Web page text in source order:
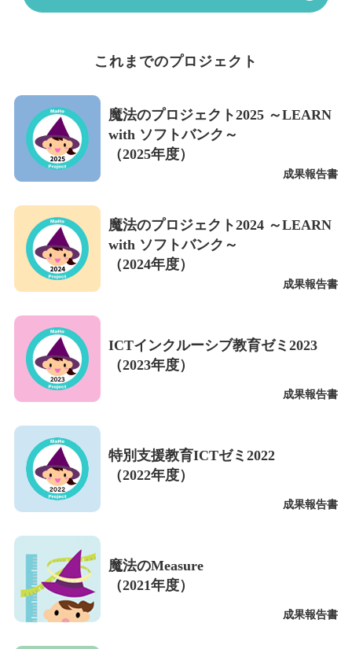
これまでのプロジェクト
魔法のプロジェクト2025 ～LEARN
with ソフトバンク～
（2025年度）
成果報告書
魔法のプロジェクト2024 ～LEARN
with ソフトバンク～
（2024年度）
成果報告書
ICTインクルーシブ教育ゼミ2023
（2023年度）
成果報告書
特別支援教育ICTゼミ2022
（2022年度）
成果報告書
魔法のMeasure
（2021年度）
成果報告書